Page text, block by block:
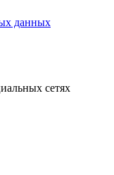
данных
сетях